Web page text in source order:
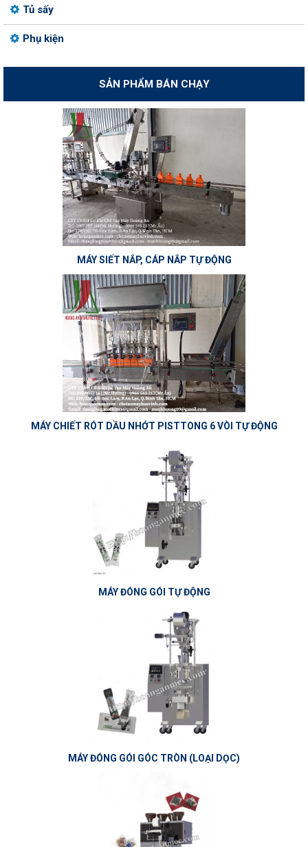
Tủ sấy
Phụ kiện
SẢN PHẨM BÁN CHẠY
MÁY SIẾT NẮP, CÁP NẮP TỰ ĐỘNG
MÁY CHIẾT RÓT DẦU NHỚT PISTTONG 6 VÒI TỰ ĐỘNG
MÁY ĐÓNG GÓI TỰ ĐỘNG
MÁY ĐÓNG GÓI GÓC TRÒN (LOẠI DỌC)